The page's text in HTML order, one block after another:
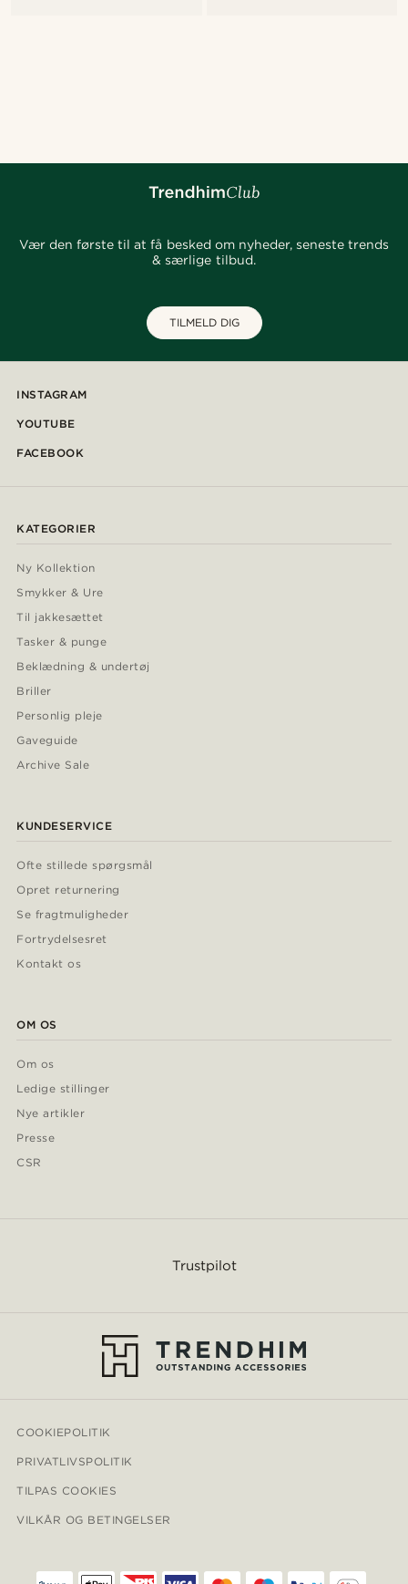
Vær den første til at få besked om nyheder, seneste trends
& særlige tilbud.
TILMELD DIG
INSTAGRAM
YOUTUBE
FACEBOOK
KATEGORIER
Ny Kollektion
Smykker & Ure
Til jakkesættet
Tasker & punge
Beklædning & undertøj
Briller
Personlig pleje
Gaveguide
Archive Sale
KUNDESERVICE
Ofte stillede spørgsmål
Opret returnering
Se fragtmuligheder
Fortrydelsesret
Kontakt os
OM OS
Om os
Ledige stillinger
Nye artikler
Presse
CSR
Trustpilot
COOKIEPOLITIK
PRIVATLIVSPOLITIK
TILPAS COOKIES
VILKÅR OG BETINGELSER